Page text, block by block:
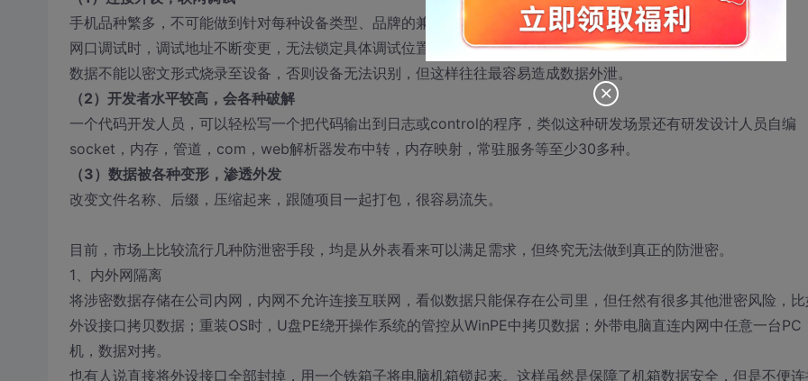
手机品种繁多，不可能做到针对每种设备类型、品牌的兼容；
网口调试时，调试地址不断变更，无法锁定具体调试位置，数据很容易泄密；
数据不能以密文形式烧录至设备，否则设备无法识别，但这样往往最容易造成数据外泄。
（2）开发者水平较高，会各种破解
一个代码开发人员，可以轻松写一个把代码输出到日志或control的程序，类似这种研发场景还有研发设计人员自编
socket，内存，管道，com，web解析器发布中转，内存映射，常驻服务等至少30多种。
（3）数据被各种变形，渗透外发
改变文件名称、后缀，压缩起来，跟随项目一起打包，很容易流失。
目前，市场上比较流行几种防泄密手段，均是从外表看来可以满足需求，但终究无法做到真正的防泄密。
1、内外网隔离
将涉密数据存储在公司内网，内网不允许连接互联网，看似数据只能保存在公司里，但任然有很多其他泄密风险，比
外设接口拷贝数据；重装OS时，U盘PE绕开操作系统的管控从WinPE中拷贝数据；外带电脑直连内网中任意一台PC
机，数据对拷。
也有人说直接将外设接口全部封掉，用一个铁箱子将电脑机箱锁起来。这样虽然是保障了机箱数据安全，但是不便连